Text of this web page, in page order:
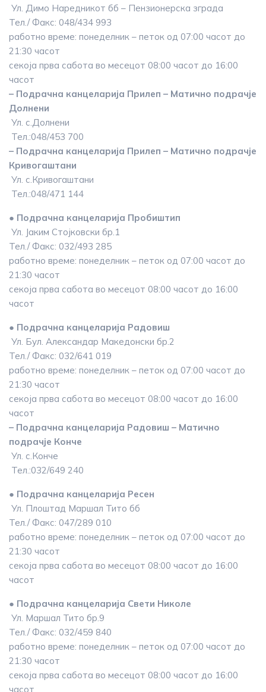
Ул. Димо Наредникот бб – Пензионерска зграда
Тел./ Факс: 048/434 993
работно време: понеделник – петок од 07:00 часот до
21:30 часот
секоја прва сабота во месецот 08:00 часот до 16:00
часот
– Подрачна канцеларија Прилеп – Матично подрачје
Долнени
Ул. с.Долнени
Тел.:048/453 700
– Подрачна канцеларија Прилеп – Матично подрачје
Кривогаштани
Ул. с.Кривогаштани
Тел.:048/471 144
● Подрачна канцеларија Пробиштип
Ул. Јаким Стојковски бр.1
Тел./ Факс: 032/493 285
работно време: понеделник – петок од 07:00 часот до
21:30 часот
секоја прва сабота во месецот 08:00 часот до 16:00
часот
● Подрачна канцеларија Радовиш
Ул. Бул. Александар Македонски бр.2
Тел./ Факс: 032/641 019
работно време: понеделник – петок од 07:00 часот до
21:30 часот
секоја прва сабота во месецот 08:00 часот до 16:00
часот
– Подрачна канцеларија Радовиш – Матично
подрачје Конче
Ул. с.Конче
Тел.:032/649 240
● Подрачна канцеларија Ресен
Ул. Плоштад Маршал Тито бб
Тел./ Факс: 047/289 010
работно време: понеделник – петок од 07:00 часот до
21:30 часот
секоја прва сабота во месецот 08:00 часот до 16:00
часот
● Подрачна канцеларија Свети Николе
Ул. Маршал Тито бр.9
Тел./ Факс: 032/459 840
работно време: понеделник – петок од 07:00 часот до
21:30 часот
секоја прва сабота во месецот 08:00 часот до 16:00
часот